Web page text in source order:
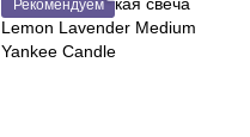
Рекомендуем